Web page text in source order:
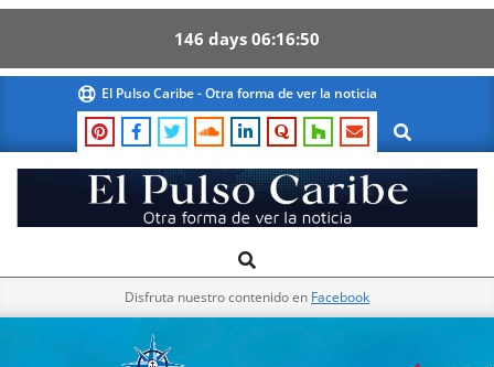
146 days 06 16 49
content
El Pulso Caribe - Otra forma de ver la noticia
Search
El
Pulso
Navigation
Search
Disfruta nuestro contenido en Facebook